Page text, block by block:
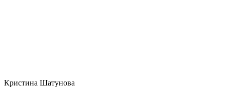
Кристина Шатунова